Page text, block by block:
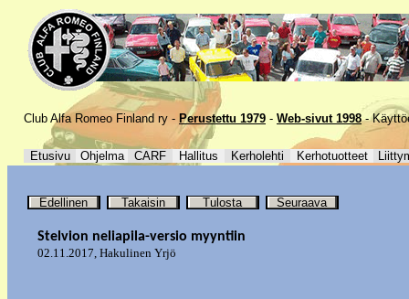
Club Alfa Romeo Finland ry - Perustettu 1979 - Web-sivut 1998 -
Etusivu Ohjelma CARF Hallitus Kerholehti Kerhotuotteet
Edellinen Takaisin Tulosta Seuraava
Stelvion neliapila-versio myyntiin
02.11.2017, Hakulinen Yrjö